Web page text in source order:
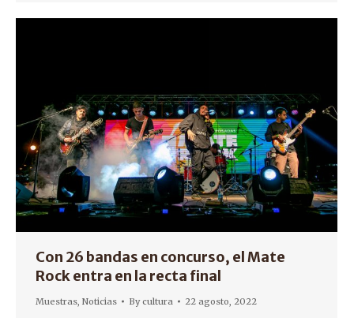
Con 26 bandas en concurso, el Mate
Rock entra en la recta final
Muestras, Noticias Bycultura 22 agosto, 2022